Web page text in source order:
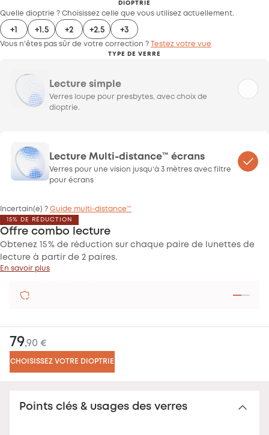
Points clés & usages des verres
DIOPTRIE
Quelle dioptrie ? Choisissez celle que vous utilisez actuellement.
+1 +1.5 +2 +2.5 +3
Vous n'êtes pas sûr de votre correction ? Testez votre vue
TYPE DE VERRE
Lecture simple
Verres loupe pour presbytes, avec choix de
dioptrie.
Lecture Multi-distance™ écrans
Verres pour une vision jusqu’à 3 mètres avec filtre
pour écrans
Incertain(e) ? Guide multi-distance™
15% DE RÉDUCTION
Offre combo lecture
Obtenez 15 % de réduction sur chaque paire de lunettes de
lecture à partir de 2 paires.
En savoir plus
79,90 €
CHOISISSEZ VOTRE DIOPTRIE